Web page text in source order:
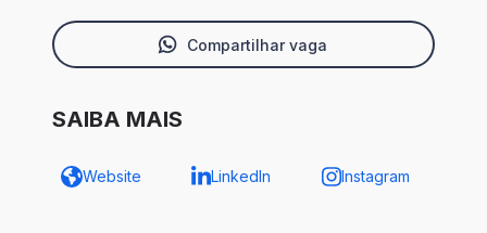
Compartilhar vaga
SAIBA MAIS
Website LinkedIn Instagram